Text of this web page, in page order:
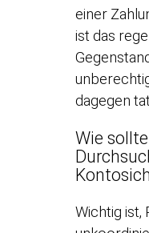
einer
ist das
dagegen
Wie
Wichtig ist,